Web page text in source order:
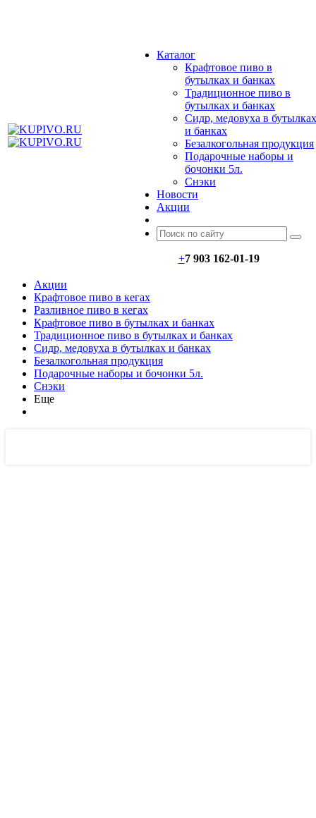
Каталог
Крафтовое пиво в
бутылках и банках
Традиционное пиво в
бутылках и банках
Сидр, медовуха в бутылках
и банках
Безалкогольная продукция
Подарочные наборы и
бочонки 5л.
Снэки
Новости
Акции
+7 903 162-01-19
Акции
Крафтовое пиво в кегах
Разливное пиво в кегах
Крафтовое пиво в бутылках и банках
Традиционное пиво в бутылках и банках
Сидр, медовуха в бутылках и банках
Безалкогольная продукция
Подарочные наборы и бочонки 5л.
Снэки
Еще